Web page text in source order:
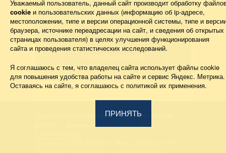
Столкнулись с проблемой — сообщите о
ней!
Правительство Брянской области 2013–2026
241050, г. Брянск, просп. Ленина, 33
Уважаемый пользователь, данный сайт производит обработку
cookie и пользовательских данных (информацию об ip-адресе,
местоположении, типе и версии операционной системы, типе и
браузера, источнике переадресации на сайт, и сведения об открытых
страницах пользователя) в целях улучшения функционирования
сайта и проведения статистических исследований.
Я соглашаюсь с тем, что владелец сайта использует файлы cookie
для повышения удобства работы на сайте и сервис Яндекс. Метрика.
Оставаясь на сайте, я соглашаюсь с политикой их применения.
ПРИНЯТЬ